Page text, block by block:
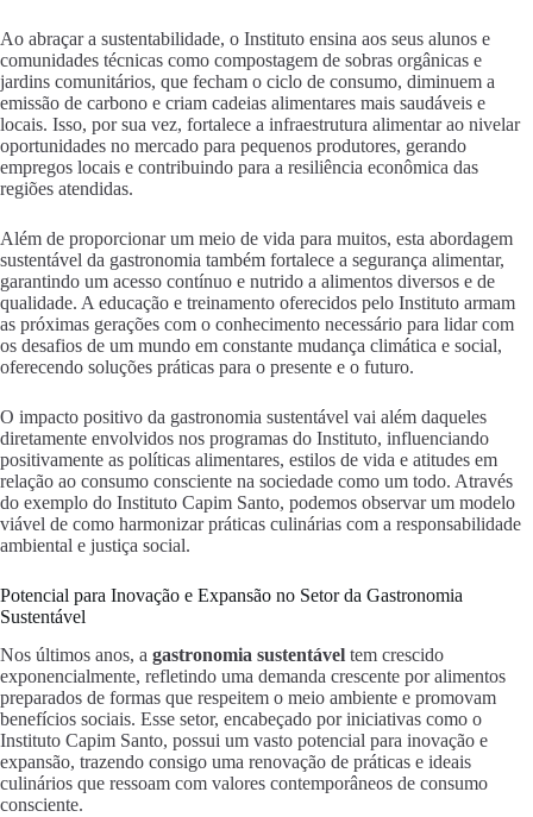
Ao abraçar a sustentabilidade, o Instituto ensina aos seus alunos e
comunidades técnicas como compostagem de sobras orgânicas e
jardins comunitários, que fecham o ciclo de consumo, diminuem a
emissão de carbono e criam cadeias alimentares mais saudáveis e
locais. Isso, por sua vez, fortalece a infraestrutura alimentar ao nivelar
oportunidades no mercado para pequenos produtores, gerando
empregos locais e contribuindo para a resiliência econômica das
regiões atendidas.
Além de proporcionar um meio de vida para muitos, esta abordagem
sustentável da gastronomia também fortalece a segurança alimentar,
garantindo um acesso contínuo e nutrido a alimentos diversos e de
qualidade. A educação e treinamento oferecidos pelo Instituto armam
as próximas gerações com o conhecimento necessário para lidar com
os desafios de um mundo em constante mudança climática e social,
oferecendo soluções práticas para o presente e o futuro.
O impacto positivo da gastronomia sustentável vai além daqueles
diretamente envolvidos nos programas do Instituto, influenciando
positivamente as políticas alimentares, estilos de vida e atitudes em
relação ao consumo consciente na sociedade como um todo. Através
do exemplo do Instituto Capim Santo, podemos observar um modelo
viável de como harmonizar práticas culinárias com a responsabilidade
ambiental e justiça social.
Potencial para Inovação e Expansão no Setor da Gastronomia
Sustentável
Nos últimos anos, a gastronomia sustentável tem crescido
exponencialmente, refletindo uma demanda crescente por alimentos
preparados de formas que respeitem o meio ambiente e promovam
benefícios sociais. Esse setor, encabeçado por iniciativas como o
Instituto Capim Santo, possui um vasto potencial para inovação e
expansão, trazendo consigo uma renovação de práticas e ideais
culinários que ressoam com valores contemporâneos de consumo
consciente.